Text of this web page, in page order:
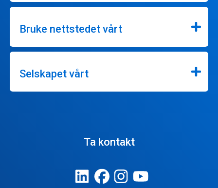
Bruke nettstedet vårt
Selskapet vårt
Ta kontakt